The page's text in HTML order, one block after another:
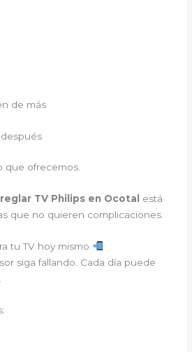
de más
que ofrecemos.
TV Philips en Ocotal está
que no quieren complicaciones.
tu TV hoy mismo
siga fallando. Cada día puede